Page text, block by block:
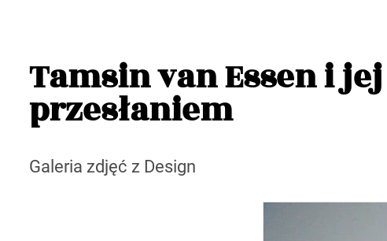
Tamsin van Essen i
przesłaniem
Galeria zdjęć z Design